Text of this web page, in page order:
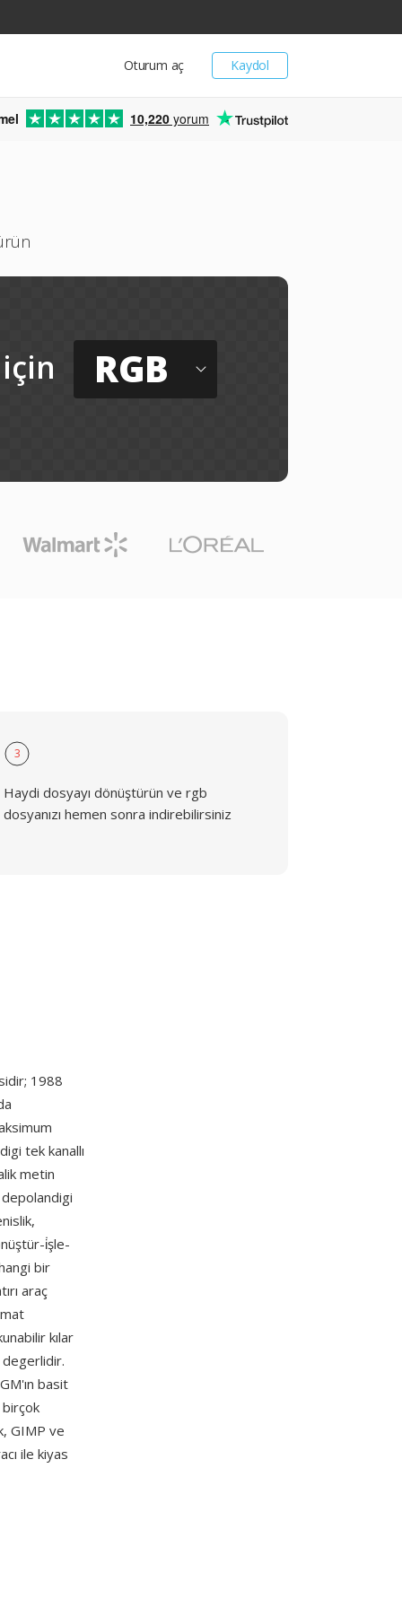
Kaydol
Oturum aç
10,220 yorum
için RGB
3
Haydi dosyayı dönüştürün ve rgb
dosyanızı hemen sonra indirebilirsiniz
1988
tek kanallı
metin
i̇şle-
bir
araç
kılar
degerlidir.
basit
GIMP ve
ile kiyas